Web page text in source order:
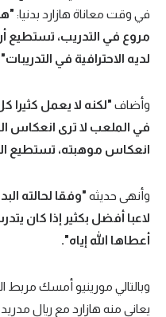
في وقت معاناة هازارد بدنيا:
مروع في التدريب، تستطيع
لديه الاحترافية في
وأضاف "لكنه لا يعمل كثيرا
في الملعب لا ترى انعكاس
انعكاس موهبته، تستطيع
وأنهى حديثه "وفقا لحالته
لاعبا أفضل بكثير إذا كان
أعطاها الله إياه".
وبالتالي مورينيو أمسك
يعاني منه هازارد مع ريال